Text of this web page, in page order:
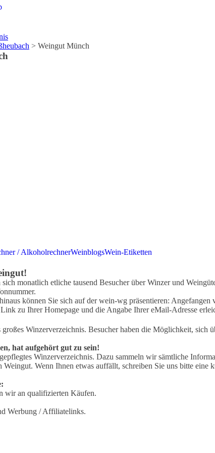
> Weingut Münch
/ AlkoholrechnerWeinblogsWein-Etiketten
monatlich etliche tausend Besucher über Winzer und
können Sie sich auf der wein-wg präsentieren:
zu Ihrer Homepage und die Angabe Ihrer eMail-Adresse
Winzerverzeichnis. Besucher haben die Möglichkeit,
hat aufgehört gut zu sein!
Winzerverzeichnis. Dazu sammeln wir sämtliche
Weingut. Wenn Ihnen etwas auffällt, schreiben Sie uns bitte eine
wir an qualifizierten Käufen.
Werbung / Affiliatelinks.